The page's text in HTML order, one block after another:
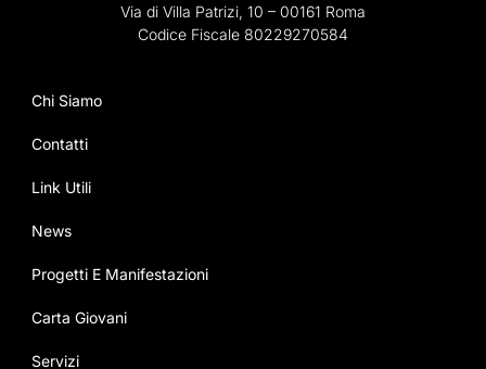
Via di Villa Patrizi, 10 – 00161 Roma
Codice Fiscale 80229270584
Chi Siamo
Contatti
Link Utili
News
Progetti E Manifestazioni
Carta Giovani
Servizi